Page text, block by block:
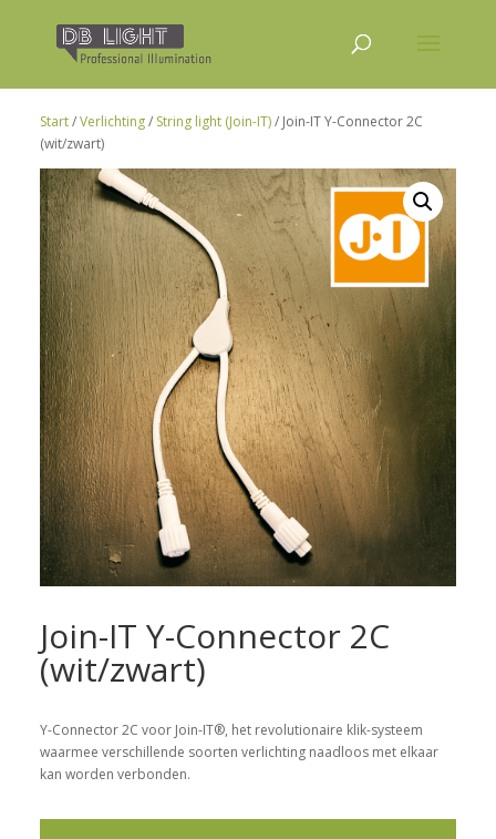
Start/Verlichting/ String light (Join-IT)/ Join-IT Y-Connector 2C
(wit/zwart)
Join-IT Y-Connector 2C
(wit/zwart)
Y-Connector 2C voor Join-IT®, het revolutionaire klik-systeem
waarmee verschillende soorten verlichting naadloos met elkaar
kan worden verbonden.